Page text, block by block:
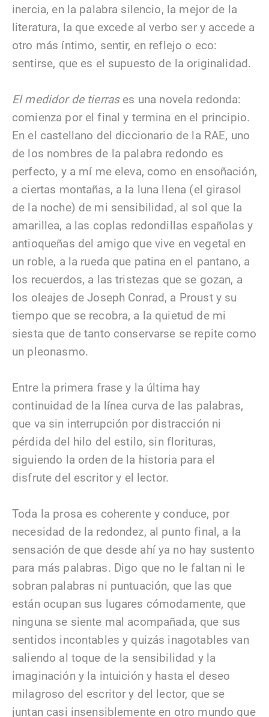
inercia, en la palabra silencio, la mejor de la
literatura, la que excede al verbo ser y accede a
otro más íntimo, sentir, en reflejo o eco:
sentirse, que es el supuesto de la originalidad.
El medidor de tierrases una novela redonda:
comienza por el final y termina en el principio.
En el castellano del diccionario de la RAE, uno
de los nombres de la palabra redondo es
perfecto, y a mí me eleva, como en ensoñación,
a ciertas montañas, a la luna llena (el girasol
de la noche) de mi sensibilidad, al sol que la
amarillea, a las coplas redondillas españolas y
antioqueñas del amigo que vive en vegetal en
un roble, a la rueda que patina en el pantano, a
los recuerdos, a las tristezas que se gozan, a
los oleajes de Joseph Conrad, a Proust y su
tiempo que se recobra, a la quietud de mi
siesta que de tanto conservarse se repite como
un pleonasmo.
Entre la primera frase y la última hay
continuidad de la línea curva de las palabras,
que va sin interrupción por distracción ni
pérdida del hilo del estilo, sin florituras,
siguiendo la orden de la historia para el
disfrute del escritor y el lector.
Toda la prosa es coherente y conduce, por
necesidad de la redondez, al punto final, a la
sensación de que desde ahí ya no hay sustento
para más palabras. Digo que no le faltan ni le
sobran palabras ni puntuación, que las que
están ocupan sus lugares cómodamente, que
ninguna se siente mal acompañada, que sus
sentidos incontables y quizás inagotables van
saliendo al toque de la sensibilidad y la
imaginación y la intuición y hasta el deseo
milagroso del escritor y del lector, que se
juntan casi insensiblemente en otro mundo que